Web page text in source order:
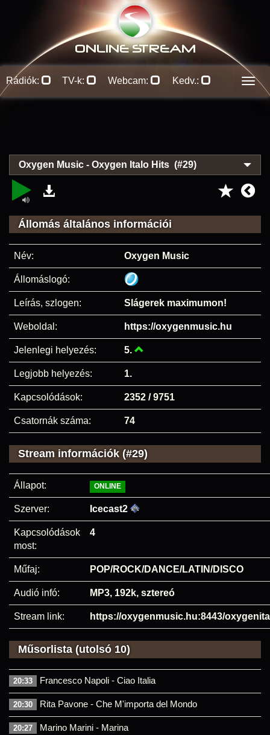
ONLINE STREAM
Rádiók: TV-k: Webcam: Kedv.:
Oxygen Music - Oxygen Italo Hits (#29)
Állomás általános információi
Név: Oxygen Music
Állomáslogó:
Leírás, szlogen: Slágerek maximumon!
Weboldal: https://oxygenmusic.hu
Jelenlegi helyezés: 5.
Legjobb helyezés: 1.
Kapcsolódások: 2352 / 9751
Csatornák száma: 74
Stream információk (#29)
Állapot: ONLINE
Szerver: Icecast2
Kapcsolódások
most:
4
Műfaj: POP/ROCK/DANCE/LATIN/DISCO
Audió infó: MP3, 192k, sztereó
Stream link: https://oxygenmusic.hu:8443/
Műsorlista (utolsó 10)
20:33 Francesco Napoli - Ciao Italia
20:30 Rita Pavone - Che M'importa del Mondo
20:27 Marino Marini - Marina